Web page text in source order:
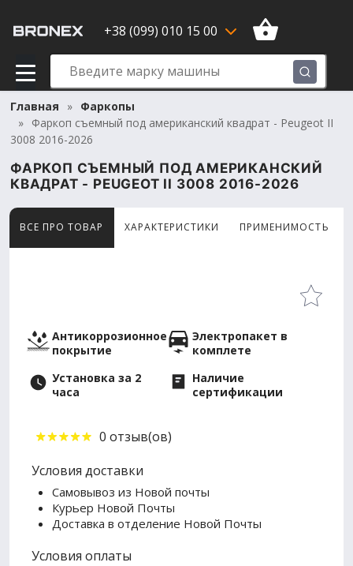
+38 (099) 010 15 00
Главная
Фаркопы
Фаркоп съемный под американский квадрат - Peugeot II
3008 2016-2026
ФАРКОП СЪЕМНЫЙ ПОД АМЕРИКАНСКИЙ
КВАДРАТ - PEUGEOT II 3008 2016-2026
ВСЕ ПРО ТОВАР ХАРАКТЕРИСТИКИ ПРИМЕНИМОСТЬ
Товар просматривают сейчас 15 человек
Антикоррозионное
покрытие
Электропакет в
комплете
Установка за 2
часа
Наличие
сертификации
0 отзыв(ов)
Условия доставки
Самовывоз из Новой почты
Курьер Новой Почты
Доставка в отделение Новой Почты
Условия оплаты